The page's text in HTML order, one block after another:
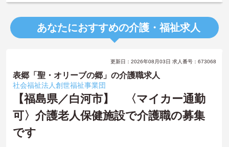
あなたにおすすめの介護・福祉求人
更新日：2026年08月03日 求人番号：673068
表郷「聖・オリーブの郷」の介護職求人
社会福祉法人創世福祉事業団
【福島県／白河市】 〈マイカー通勤
可〉介護老人保健施設で介護職の募集
です